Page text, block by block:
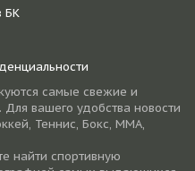
БК
самые свежие и
вашего удобства новости
Теннис, Бокс, ММА,
найти спортивную